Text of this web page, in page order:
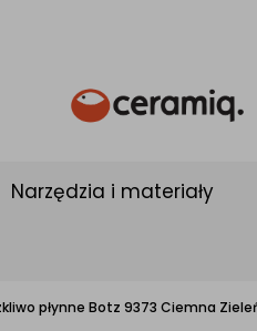
Narzędzia i materiały
płynne Botz 9373 Ciemna